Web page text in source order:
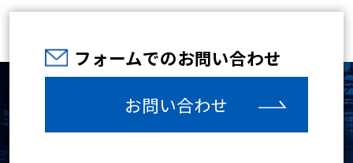
フォームでのお問い合わせ
お問い合わせ